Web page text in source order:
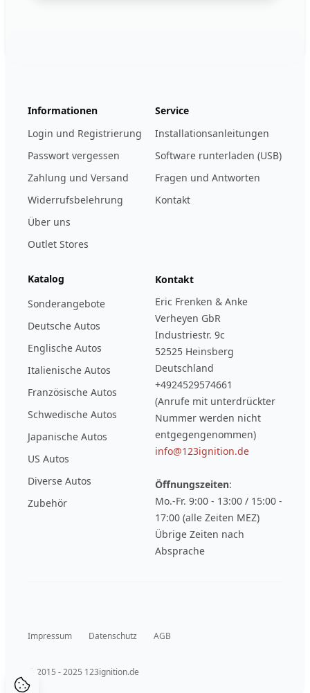
Informationen
Login und Registrierung
Passwort vergessen
Zahlung und Versand
Widerrufsbelehrung
Über uns
Outlet Stores
Service
Installationsanleitungen
Software runterladen (USB)
Fragen und Antworten
Kontakt
Katalog
Sonderangebote
Deutsche Autos
Englische Autos
Italienische Autos
Französische Autos
Schwedische Autos
Japanische Autos
US Autos
Diverse Autos
Zubehör
Kontakt
Eric Frenken & Anke
Verheyen GbR
Industriestr. 9c
52525 Heinsberg
Deutschland
+4924529574661
(Anrufe mit unterdrückter
Nummer werden nicht
entgegengenommen)
info@123ignition.de
Öffnungszeiten:
Mo.-Fr. 9:00 - 13:00 / 15:00 -
17:00 (alle Zeiten MEZ)
Übrige Zeiten nach
Absprache
Impressum Datenschutz AGB
© 2015 - 2025 123ignition.de